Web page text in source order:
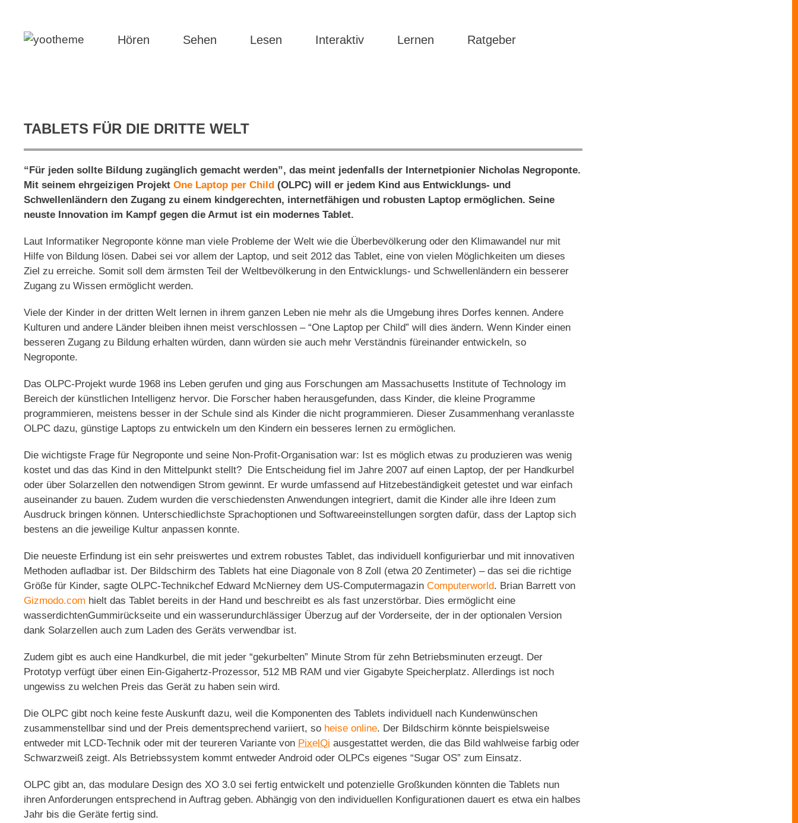
Hören Sehen Lesen Interaktiv Lernen Ratgeber
TABLETS FÜR DIE DRITTE WELT
“Für jeden sollte Bildung zugänglich gemacht werden”, das meint jedenfalls der Internetpionier Nicholas Negroponte.
Mit seinem ehrgeizigen Projekt One Laptop per Child (OLPC) will er jedem Kind aus Entwicklungs- und
Schwellenländern den Zugang zu einem kindgerechten, internetfähigen und robusten Laptop ermöglichen. Seine
neuste Innovation im Kampf gegen die Armut ist ein modernes Tablet.
Laut Informatiker Negroponte könne man viele Probleme der Welt wie die Überbevölkerung oder den Klimawandel nur mit
Hilfe von Bildung lösen. Dabei sei vor allem der Laptop, und seit 2012 das Tablet, eine von vielen Möglichkeiten um dieses
Ziel zu erreiche. Somit soll dem ärmsten Teil der Weltbevölkerung in den Entwicklungs- und Schwellenländern ein besserer
Zugang zu Wissen ermöglicht werden.
Viele der Kinder in der dritten Welt lernen in ihrem ganzen Leben nie mehr als die Umgebung ihres Dorfes kennen. Andere
Kulturen und andere Länder bleiben ihnen meist verschlossen – “One Laptop per Child” will dies ändern. Wenn Kinder einen
besseren Zugang zu Bildung erhalten würden, dann würden sie auch mehr Verständnis füreinander entwickeln, so
Negroponte.
Das OLPC-Projekt wurde 1968 ins Leben gerufen und ging aus Forschungen am Massachusetts Institute of Technology im
Bereich der künstlichen Intelligenz hervor. Die Forscher haben herausgefunden, dass Kinder, die kleine Programme
programmieren, meistens besser in der Schule sind als Kinder die nicht programmieren. Dieser Zusammenhang veranlasste
OLPC dazu, günstige Laptops zu entwickeln um den Kindern ein besseres lernen zu ermöglichen.
Die wichtigste Frage für Negroponte und seine Non-Profit-Organisation war: Ist es möglich etwas zu produzieren was wenig
kostet und das das Kind in den Mittelpunkt stellt? Die Entscheidung fiel im Jahre 2007 auf einen Laptop, der per Handkurbel
oder über Solarzellen den notwendigen Strom gewinnt. Er wurde umfassend auf Hitzebeständigkeit getestet und war einfach
auseinander zu bauen. Zudem wurden die verschiedensten Anwendungen integriert, damit die Kinder alle ihre Ideen zum
Ausdruck bringen können. Unterschiedlichste Sprachoptionen und Softwareeinstellungen sorgten dafür, dass der Laptop sich
bestens an die jeweilige Kultur anpassen konnte.
Die neueste Erfindung ist ein sehr preiswertes und extrem robustes Tablet, das individuell konfigurierbar und mit innovativen
Methoden aufladbar ist. Der Bildschirm des Tablets hat eine Diagonale von 8 Zoll (etwa 20 Zentimeter) – das sei die richtige
Größe für Kinder, sagte OLPC-Technikchef Edward McNierney dem US-Computermagazin Computerworld. Brian Barrett von
Gizmodo.com hielt das Tablet bereits in der Hand und beschreibt es als fast unzerstörbar. Dies ermöglicht eine
wasserdichtenGummirückseite und ein wasserundurchlässiger Überzug auf der Vorderseite, der in der optionalen Version
dank Solarzellen auch zum Laden des Geräts verwendbar ist.
Zudem gibt es auch eine Handkurbel, die mit jeder “gekurbelten” Minute Strom für zehn Betriebsminuten erzeugt. Der
Prototyp verfügt über einen Ein-Gigahertz-Prozessor, 512 MB RAM und vier Gigabyte Speicherplatz. Allerdings ist noch
ungewiss zu welchen Preis das Gerät zu haben sein wird.
Die OLPC gibt noch keine feste Auskunft dazu, weil die Komponenten des Tablets individuell nach Kundenwünschen
zusammenstellbar sind und der Preis dementsprechend variiert, so heise online. Der Bildschirm könnte beispielsweise
entweder mit LCD-Technik oder mit der teureren Variante von PixelQi ausgestattet werden, die das Bild wahlweise farbig oder
Schwarzweiß zeigt. Als Betriebssystem kommt entweder Android oder OLPCs eigenes “Sugar OS” zum Einsatz.
OLPC gibt an, das modulare Design des XO 3.0 sei fertig entwickelt und potenzielle Großkunden könnten die Tablets nun
ihren Anforderungen entsprechend in Auftrag geben. Abhängig von den individuellen Konfigurationen dauert es etwa ein halbes
Jahr bis die Geräte fertig sind.